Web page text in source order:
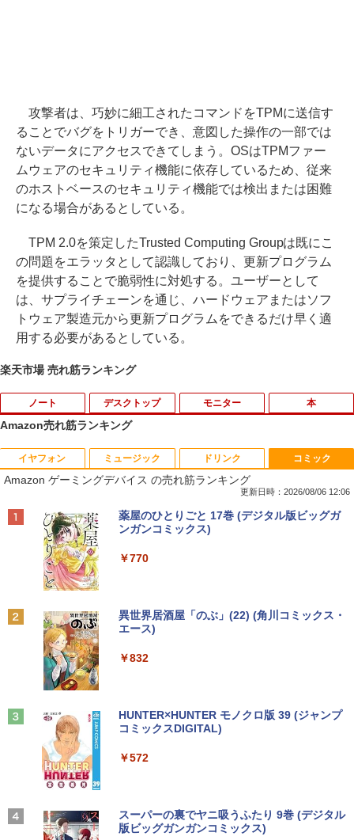
攻撃者は、巧妙に細工されたコマンドをTPMに送信す
ることでバグをトリガーでき、意図した操作の一部では
ないデータにアクセスできてしまう。OSはTPMファー
ムウェアのセキュリティ機能に依存しているため、従来
のホストベースのセキュリティ機能では検出または困難
になる場合があるとしている。
TPM 2.0を策定したTrusted Computing Groupは既にこ
の問題をエラッタとして認識しており、更新プログラム
を提供することで脆弱性に対処する。ユーザーとして
は、サプライチェーンを通じ、ハードウェアまたはソフ
トウェア製造元から更新プログラムをできるだけ早く適
用する必要があるとしている。
楽天市場 売れ筋ランキング
ノート
1
【中古・Aランク】富士通 ARROWS Tab
Q7310 Aランク 第10世代 Core i5-10210
U メモリ4GB SSD128GB 13.3型 フルHD
タッチパネル Windows11 Office 2019
純正キーボード・ペン付 整備済み品 送料
無料
￥29,800
新品 ノートパソコン office2019 付き Wi
ndows11 Pro オフィス搭載 14.1インチ
ゼント！】 (平日15時までに決済確認が
【今だけ】全品ポイント10倍 お買い物マ
GB Windows11 Pro 64bit【送料無料】
【1年保証】
デスクトップ
1
Windows10 Pro 64BIT HP EliteDesk 70
5 G2 SFF AMD PRO A4-8350B R5 4GB
SSD 256GB DVD 中古パソコン デスクト
ップ
￥12,800
ニパソコン デル DELL OptiPlex 3050 M
icro 第6世代 Core i3 メモリ:4GB SSD:1
28GB USB 3.0 DisplayPort HDMI Wi-fi
0 Windows11 ミニデスクトップ ミニPC
【Core i3(3.6GHz)/8GB/500GB HDD/Wi
モニター
1
【お買い物マラソン 連動ポイントアッ
プ】エレコム モニターアーム 専用 モニ
ターマウントホルダー VESA穴無しモニ
ター用 アームなし ブラック ELECOM D
PA-DPK1327BK
2 サンワサプライ モニタアーム CR-LA301
￥1,960
Dell E1715S/17型パソコンPC モニター
薄型小型LED液晶モニタ /1280x1024(VG
端子D-sub(VGA)/DisplayPort【整備済
本
1
キングダム 80 （ヤングジャンプコミッ
クス） [ 原 泰久 ]
￥770
￥2,970
￥792
災研究会 ]
Amazon売れ筋ランキング
イヤフォン
Anker Soundcore P40i オフホワイト
Anker Soundcore P31i ブラック
Anker Soundcore Liberty 5 ミッドナイトブ
ラック
￥14,990
【2026年アップグレード版】AOKIMI ワイヤ
レスイヤホン bluetooth イヤホン V12 小型
ミュージック
BRUCE WAYNE feat. Flo Milli, ATL Jacob
[Explicit]
￥250
BRUCE WAYNE feat. Flo Milli, ATL Jacob
[Explicit]
￥250
On My Road (Stadium ver.)
BUGS LIFE
ドリンク
by Amazon 天然水 ラベルレス 500ml ×24本
富士山の天然水 バナジウム含有 水 ミネラル
ットル (Smart Basic)
【Amazon.co.jp限定】 い・ろ・は・す 2L P
by Amazon 天然水ラベルレス 2L×9本
￥1,117
コカ・コーラ やかんの麦茶 from 爽健美茶 ラ
コミック
Amazon ゲーミングデバイス の売れ筋ランキング
更新日時：2026/08/06 12:06
薬屋のひとりごと 17巻 (デジタル版ビッグガ
ンガンコミックス)
￥770
異世界居酒屋「のぶ」(22) (角川コミックス・
エース)
￥832
HUNTER×HUNTER モノクロ版 39 (ジャンプ
コミックスDIGITAL)
￥572
スーパーの裏でヤニ吸うふたり 9巻 (デジタル
版ビッグガンガンコミックス)